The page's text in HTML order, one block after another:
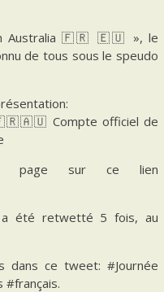
in Australia 🇫🇷 🇪🇺 », le
de tous sous le speudo
🇫🇷🇦🇺 Compte officiel de
page sur ce lien
été retwetté 5 fois, au
dans ce tweet: #Journée